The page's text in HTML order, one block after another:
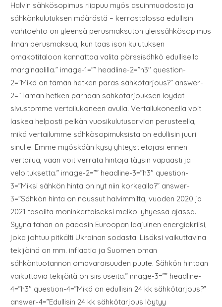
Halvin sähkösopimus riippuu myös asuinmuodosta ja
sähkönkulutuksen määrästä – kerrostalossa edullisin
vaihtoehto on yleensä perusmaksuton yleissähkösopimus
ilman perusmaksua, kun taas ison kulutuksen
omakotitaloon kannattaa valita pörssisähkö edullisella
marginaalilla.” image-1=”” headline-2=”h3″ question-
2=”Mikä on tämän hetken paras sähkötarjous?” answer-
2=”Tämän hetken parhaan sähkötarjouksen löydät
sivustomme vertailukoneen avulla. Vertailukoneella voit
laskea helposti pelkän vuosikulutusarvion perusteella,
mikä vertailumme sähkösopimuksista on edullisin juuri
sinulle. Emme myöskään kysy yhteystietojasi ennen
vertailua, vaan voit verrata hintoja täysin vapaasti ja
veloituksetta.” image-2=”” headline-3=”h3″ question-
3=”Miksi sähkön hinta on nyt niin korkealla?” answer-
3=”Sähkön hinta on noussut halvimmilta, vuoden 2020 ja
2021 tasoilta moninkertaiseksi melko lyhyessä ajassa.
Syynä tähän on pääosin Euroopan laajuinen energiakriisi,
joka johtuu pitkälti Ukrainan sodasta. Lisäksi vaikuttavina
tekijöinä on mm. inflaatio ja Suomen oman
sähköntuotannon omavaraisuuden puute. Sähkön hintaan
vaikuttavia tekijöitä on siis useita.” image-3=”” headline-
4=”h3″ question-4=”Mikä on edullisin 24 kk sähkötarjous?”
answer-4=”Edullisin 24 kk sähkötarjous löytyy